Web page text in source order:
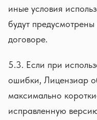
иные условия
будут
договоре.
5.3. Если при
ошибки, Лицензиар
максимально
исправленную